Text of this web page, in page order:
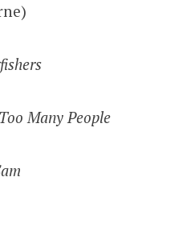
Too Many People